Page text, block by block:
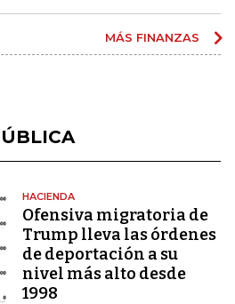
MÁS FINANZAS
HACIENDA
Ofensiva migratoria de
Trump lleva las órdenes
de deportación a su
nivel más alto desde
1998